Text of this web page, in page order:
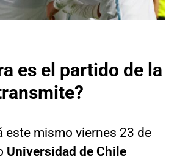
es el partido de la
este mismo viernes 23 de
Universidad de Chile